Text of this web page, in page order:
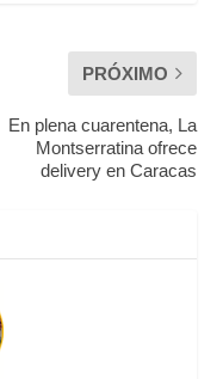
PRÓXIMO
En plena cuarentena, La
Montserratina ofrece
delivery en Caracas